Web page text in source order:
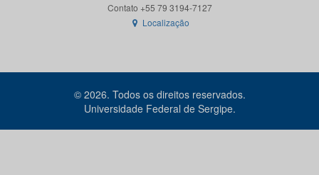
Contato +55 79 3194-7127
Localização
© 2026. Todos os direitos reservados.
Universidade Federal de Sergipe.